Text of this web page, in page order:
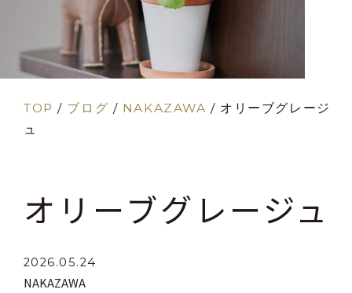
TOP / ブログ / NAKAZAWA / オリーブグレージ
ュ
オリーブグレージュ
2026.05.24
NAKAZAWA